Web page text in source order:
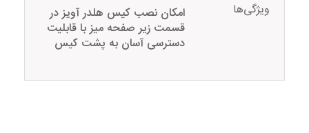
ویژگی‌ها
امکان نصب کیس هلدر آویز در
قسمت زیر صفحه میز با قابلیت
دسترسی آسان به پشت کیس